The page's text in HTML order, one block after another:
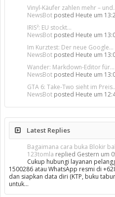
Vinyl-Käufer zahlen mehr –
NewsBot posted Heute um
IRIS²: EU stockt...
NewsBot posted Heute um
Im Kurztest: Der neue Google...
NewsBot posted Heute um
Wander: Markdown-Editor für...
NewsBot posted Heute um
GTA 6: Take-Two sieht im
NewsBot posted Heute um
Latest Replies
Bagaimana cara buka Blokir
123tomla replied Gestern um
Cukup hubungi layanan
1500286 atau WhatsApp resmi di
dan siapkan data diri (KTP, buku
untuk…